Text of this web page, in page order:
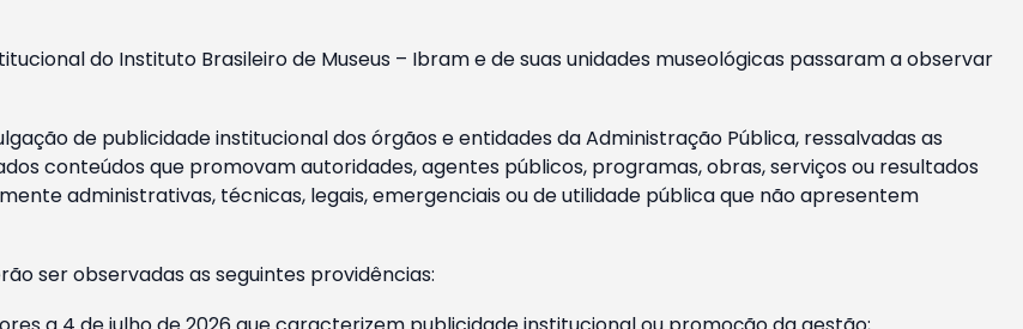
do Instituto Brasileiro de Museus – Ibram e de suas unidades museológicas passaram a observar
de publicidade institucional dos órgãos e entidades da Administração Pública, ressalvadas as
conteúdos que promovam autoridades, agentes públicos, programas, obras, serviços ou resultados
administrativas, técnicas, legais, emergenciais ou de utilidade pública que não apresentem
ser observadas as seguintes providências: